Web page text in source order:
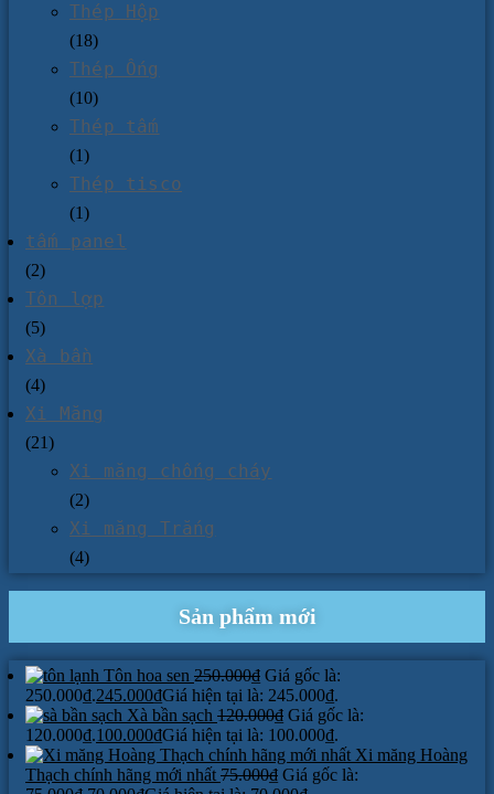
Thép Hộp
(18)
Thép Ống
(10)
Thép tấm
(1)
Thép tisco
(1)
tấm panel
(2)
Tôn lợp
(5)
Xà bần
(4)
Xi Măng
(21)
Xi măng chống cháy
(2)
Xi măng Trắng
(4)
Sản phẩm mới
Tôn hoa sen 250.000₫ Giá gốc là:
250.000₫.245.000₫Giá hiện tại là: 245.000₫.
Xà bần sạch 120.000₫ Giá gốc là:
120.000₫.100.000₫Giá hiện tại là: 100.000₫.
Xi măng Hoàng
Thạch chính hãng mới nhất 75.000₫ Giá gốc là: